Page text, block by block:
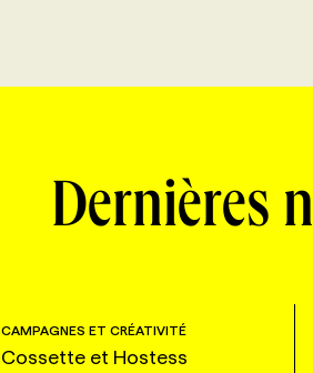
Dernières
CAMPAGNES ET CRÉATIVITÉ
Cossette et Hostess